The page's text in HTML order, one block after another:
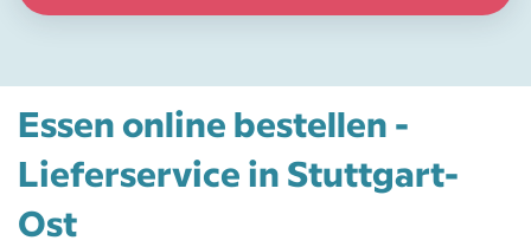
Essen online bestellen -
Lieferservice in Stuttgart-
Ost